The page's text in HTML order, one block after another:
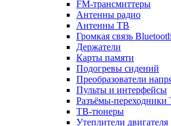
FM-трансмиттеры
Антенны радио
Антенны ТВ
Громкая связь Bluetooth
Держатели
Карты памяти
Подогревы сидений
Преобразователи
Пульты и интерфейсы
Разъёмы-
ТВ-тюнеры
Утеплители двигателя